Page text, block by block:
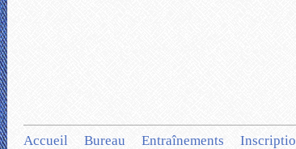
Accueil Bureau Entraînements